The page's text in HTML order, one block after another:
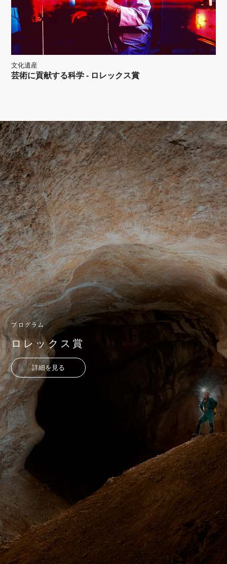
文化遺産
芸術に貢献する科学 - ロレックス賞
プログラム
ロレックス賞
詳細を見る